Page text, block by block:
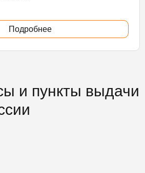
Подробнее
и пункты выдачи